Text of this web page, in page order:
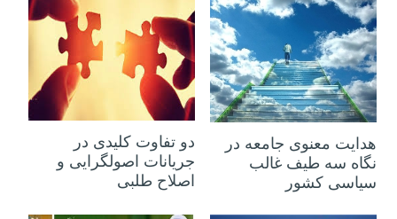
۱۰ شهریور ۱۳۹۵
هدایت معنوی جامعه در
نگاه سه طیف غالب
سیاسی کشور
۰۹ شهریور ۱۳۹۵
دو تفاوت کلیدی در
جریانات اصولگرایی و
اصلاح طلبی